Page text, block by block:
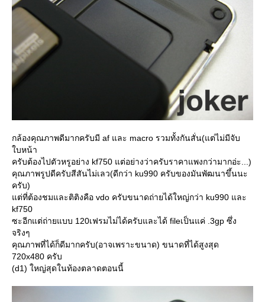
กล้องคุณภาพดีมากครับมี af และ macro รวมทั้งกันสั่น(แต่ไม่มีจับ
บหน้า
ครับต้องไปตัวหรูอย่าง kf750 แต่อย่างว่าครับราคาแพงกว่ามากอ่ะ...)
คุณภาพรูปดีครับสีสันไม่เลว(ดีกว่า ku990 ครับของมันพัฒนาขึ้นนะ
ครับ)
ต่ที่ต้องชมและติติงคือ vdo ครับขนาดถ่ายได้ใหญ่กว่า ku990 และ
kf750
ซะอีกแต่ถ่ายแบบ 120เฟรมไม่ได้ครับและได้ fileเป็นแค่ .3gp ซึ่ง
จริงๆ
คุณภาพที่ได้ก็ดีมากครับ(อาจเพราะขนาด) ขนาดที่ได้สูงสุด
720x480 ครับ
(d1) ใหญ่สุดในท้องตลาดตอนนี้